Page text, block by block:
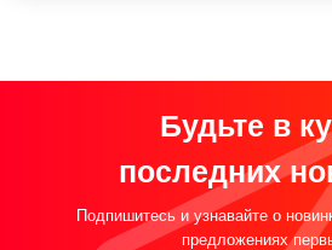
Будьте в
последних
Подпишитесь и узнавайте о
предложениях